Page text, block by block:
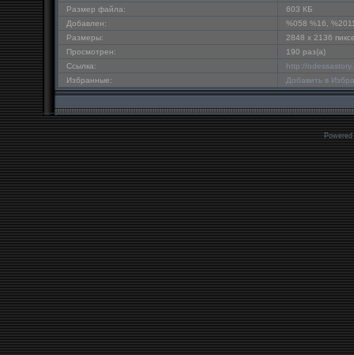
Размер файла:
603 КБ
Добавлен:
%058 %16,
Размеры:
2848 x 2136
Просмотрен:
190 раз(а)
Ссылка:
http://
Избранные:
Добавить в